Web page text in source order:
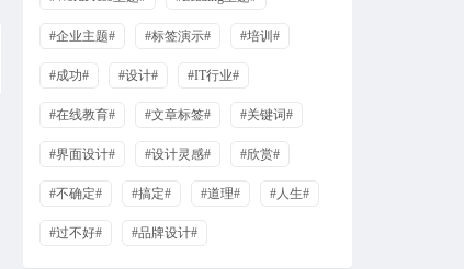
来自：古腾堡区块，短代码演示
啊啊啊啊啊啊啊
112
#企业主题# #标签演示# #培训#
#成功# #设计# #IT行业#
#在线教育# #文章标签# #关键词#
#界面设计# #设计灵感# #欣赏#
#不确定# #搞定# #道理# #人生#
#过不好# #品牌设计#